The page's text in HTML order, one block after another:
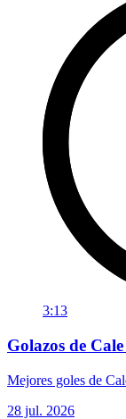
3:13
Golazos de
Mejores goles de
28 jul. 2026